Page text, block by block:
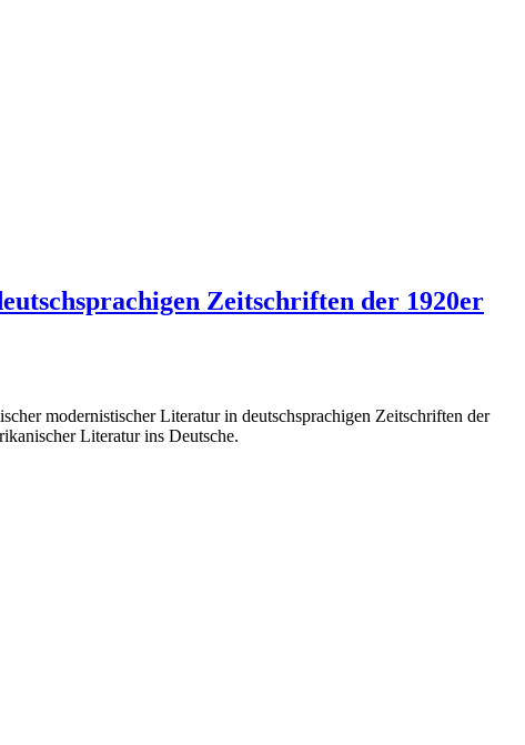
Zeitschriften der 1920er
modernistischer Literatur in deutschsprachigen Zeitschriften der
Literatur ins Deutsche.